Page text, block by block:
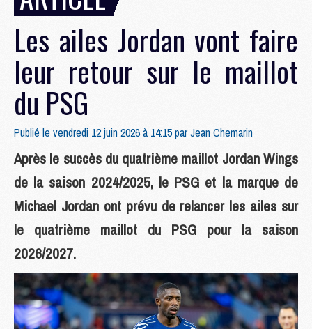
Les ailes Jordan vont faire
leur retour sur le maillot
du PSG
Publié le vendredi 12 juin 2026 à 14:15 parJean Chemarin
Après le succès du quatrième maillot Jordan Wings
de la saison 2024/2025, le PSG et la marque de
Michael Jordan ont prévu de relancer les ailes sur
le quatrième maillot du PSG pour la saison
2026/2027.